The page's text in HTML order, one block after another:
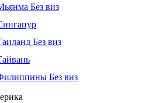
Без виз
Без виз
Без виз